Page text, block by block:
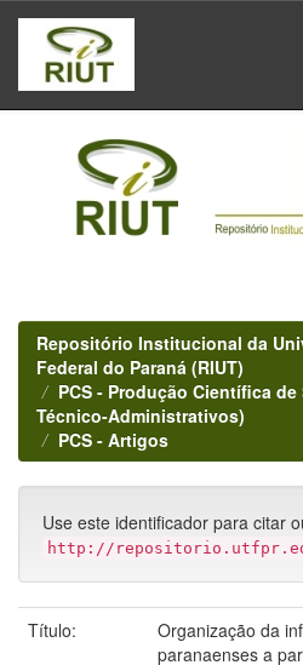
Skip
navigation
Repositório Institucional da
Federal do Paraná (RIUT)
PCS - Produção Científica
Técnico-Administrativos)
PCS - Artigos
Use este identificador para citar
http://
Título:
Organização da
paranaenses a